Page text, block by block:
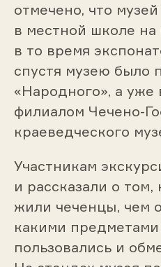
отмечено, что
в местной школе на
в то время
спустя музею было
«Народного», а уже
филиалом Чечено-
краеведческого
Участникам
и рассказали о
жили чеченцы, чем
какими
пользовались и